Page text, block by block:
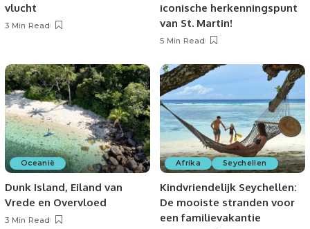
vlucht
3 Min Read
iconische herkenningspunt
van St. Martin!
5 Min Read
Oceanië
Dunk Island, Eiland van
Vrede en Overvloed
3 Min Read
Afrika Seychellen
Kindvriendelijk Seychellen:
De mooiste stranden voor
een familievakantie